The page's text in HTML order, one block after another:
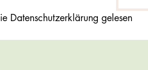
Datenschutzerklärung gelesen